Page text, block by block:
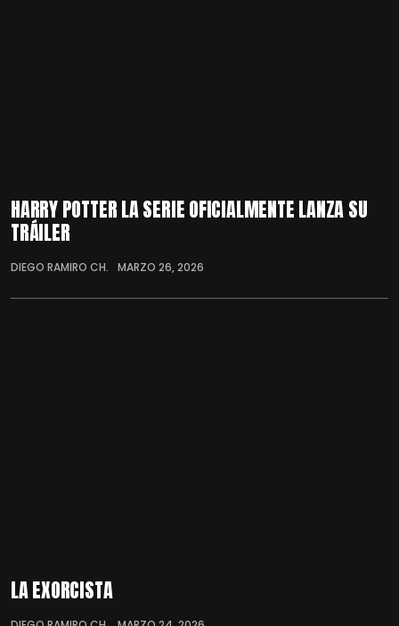
HARRY POTTER LA SERIE OFICIALMENTE LANZA SU
TRÁILER
DIEGO RAMIRO CH. MARZO 26, 2026
LA EXORCISTA